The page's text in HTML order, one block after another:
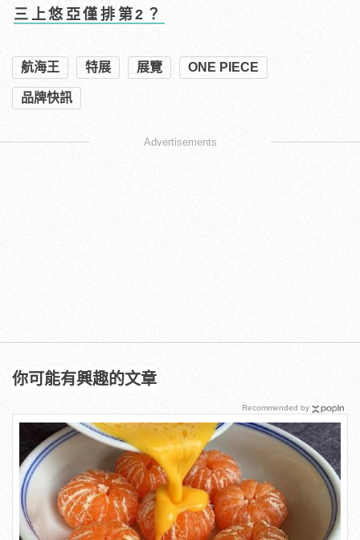
三上悠亞僅排第2？
航海王 特展 展覽 ONE PIECE
品牌快訊
Advertisements
你可能有興趣的文章
Recommended by